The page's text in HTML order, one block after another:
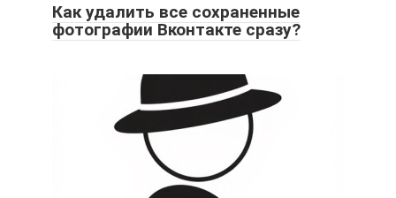
Как удалить все сохраненные
фотографии Вконтакте сразу?